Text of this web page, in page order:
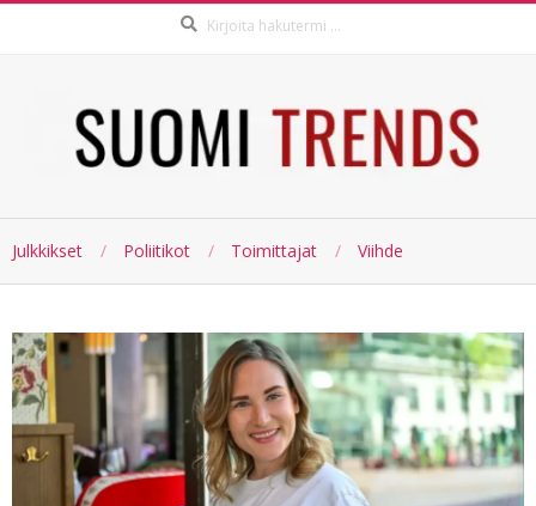
SUOMI
TRENDS
Julkkikset Poliitikot Toimittajat Viihde